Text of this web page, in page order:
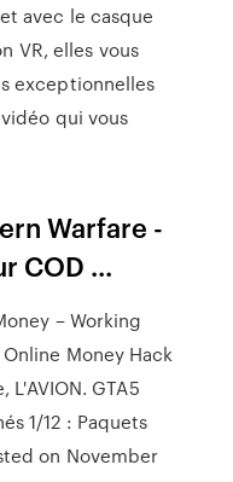
avec le casque
VR, elles vous
exceptionnelles
qui vous
Warfare -
COD ...
– Working
Online Money Hack
GTA5
1/12 : Paquets
on November